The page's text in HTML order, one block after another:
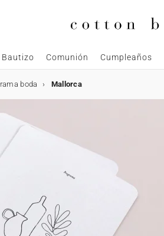
Bautizo Comunión Cumpleaños
boda Mallorca